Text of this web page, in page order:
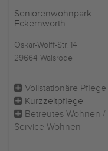
Seniorenwohnpark
Eckernworth
Oskar-Wolff-Str. 14
29664 Walsrode
Vollstationäre Pflege
Kurzzeitpflege
Betreutes Wohnen /
Service Wohnen